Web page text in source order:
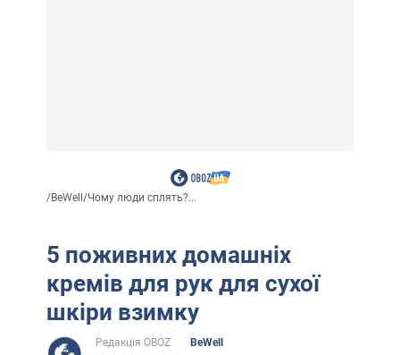
/BeWell/Чому люди сплять?...
5 поживних домашніх
кремів для рук для сухої
шкіри взимку
Редакція OBOZ
BeWell